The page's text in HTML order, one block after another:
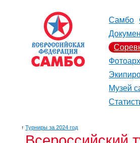
Самбо
Музей
↑ Турниры за 2024 год